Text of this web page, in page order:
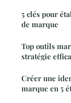
5 clés pour
de marque
Top outils
stratégie
Créer une
marque en 5